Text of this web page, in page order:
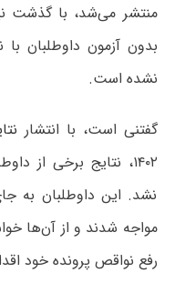
منتشر می‌شد، با گذشت
نشده است.
گفتنی است، با انتشار
۱۴۰۲، نتایج برخی از
نشد. این داوطلبان به
مواجه شدند و از آن‌ها
رفع نواقص پرونده خود